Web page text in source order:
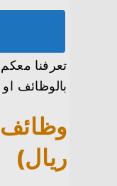
بالوظائف
ريال)